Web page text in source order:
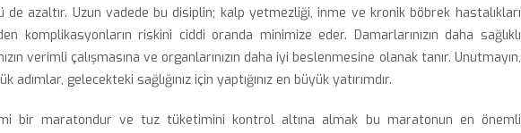
de azaltır. Uzun vadede bu disiplin; kalp yetmezliği, inme ve kronik böbrek hastalıkları
komplikasyonların riskini ciddi oranda minimize eder. Damarlarınızın daha sağlıklı
verimli çalışmasına ve organlarınızın daha iyi beslenmesine olanak tanır. Unutmayın,
adımlar, gelecekteki sağlığınız için yaptığınız en büyük yatırımdır.
bir maratondur ve tuz tüketimini kontrol altına almak bu maratonun en önemli